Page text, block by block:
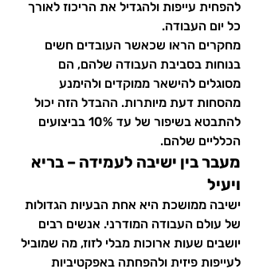
להפחית עייפות ולהגדיל את הריכוז לאורך
כל יום העבודה.
מחקרים הראו שכאשר העובדים חשים
בנוחות בסביבת העבודה שלהם, הם
מסוגלים להישאר ממוקדים ולהימנע
מהסחות דעת מיותרות. ההבדל הזה יכול
להתבטא בשיפור של עד 10% בביצועים
הכלליים שלהם.
מעבר בין ישיבה לעמידה – בריא
ויעיל
ישיבה ממושכת היא אחת הבעיות הגדולות
של עולם העבודה המודרני. אנשים רבים
יושבים שעות ארוכות מבלי לזוז, מה שמוביל
לעייפות פיזית ולהפחתה באפקטיביות